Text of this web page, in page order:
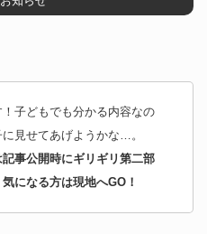
子どもでも分かる内容なの
見せてあげようかな…。
事公開時にギリギリ第二部
になる方は現地へGO！